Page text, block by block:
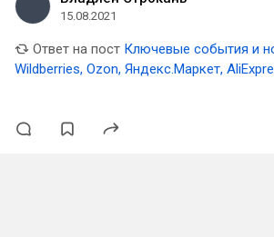
15.08.2021
Ответ на пост Ключевые события и
Wildberries, Ozon, Яндекс.Маркет,